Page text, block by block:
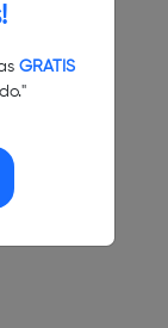
GRATIS